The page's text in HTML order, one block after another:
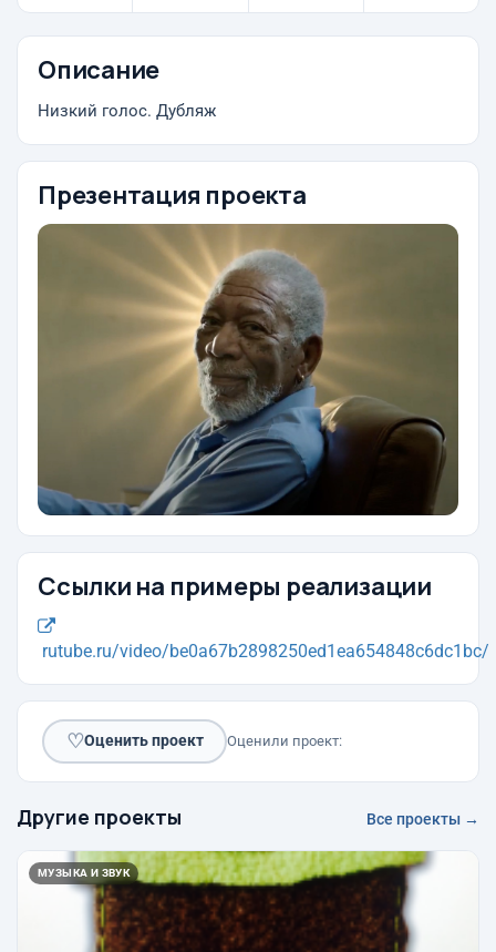
Описание
Низкий голос. Дубляж
Презентация проекта
Ссылки на примеры реализации
rutube.ru/video/be0a67b2898250ed1ea654848c6dc1bc/
♡Оценить проект Оценили проект:
Другие проекты Все проекты →
МУЗЫКА И ЗВУК